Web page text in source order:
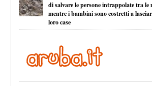
di salvare le persone intrappolate tra le
mentre i bambini sono costretti a
loro case